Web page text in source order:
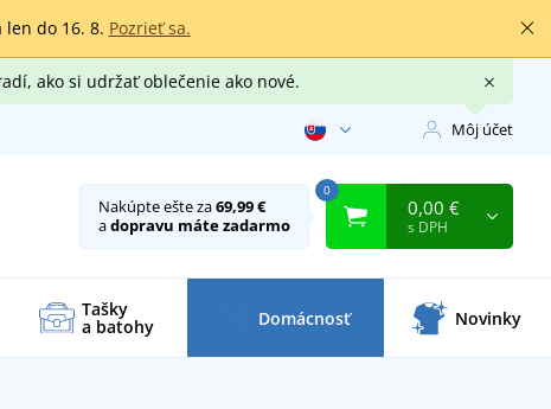
do 16. 8. Pozrieť sa.
ako si udržať oblečenie ako nové.
Môj účet
Nakúpte ešte za69,99 €
adopravu máte zadarmo
0
0,00 €
s DPH
Tašky
a batohy Domácnosť Novinky